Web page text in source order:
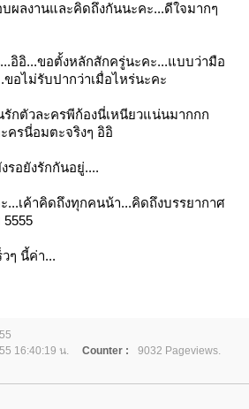
ลงานและคิดถึงกันนะคะ...ดีใจมากๆ
อิอิ...ขอตั้งหลักสักครู่นะคะ...แบบว่ามือ
อไม่รับปากว่าเมื่อไหร่นะคะ
กตัวละครพีก้องนี่เหนียวแน่นมากกก
ะครนี่อมตะจริงๆ อิอิ
อยังรักกันอยู่....
เค้าคิดถึงทุกคนน้า...คิดถึงบรรยากาศ
ๆ นี้ค่า...
16:40:19 น. Counter :
9032 Pageviews.